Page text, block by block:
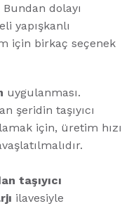
dolayı
yapışkanlı
için birkaç seçenek
uygulanması.
şeridin taşıyıcı
için, üretim hızı
taşıyıcı
ilavesiyle